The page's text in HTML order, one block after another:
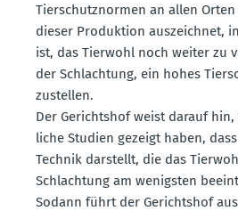
Tierschutz­normen an allen
dieser Produktion auszeichnet,
ist, das Tierwohl noch weiter zu
der Schlachtung, ein hohes
zu­stellen.
Der Gerichtshof weist darauf
liche Studien gezeigt haben,
Technik darstellt, die das
Schlachtung am wenigsten
Sodann führt der Gerichtshof